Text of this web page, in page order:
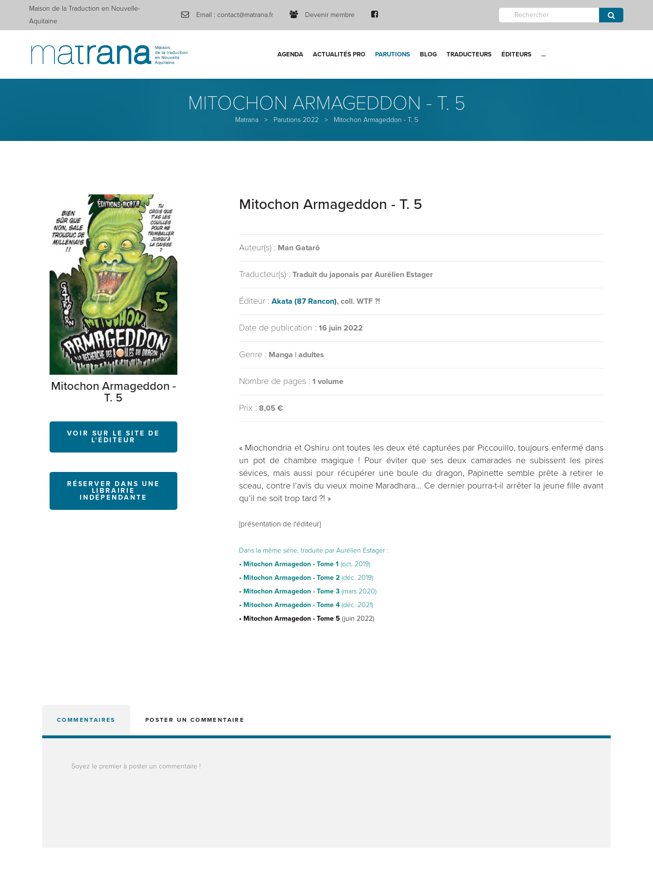
Maison de la Traduction en Nouvelle-
Aquitaine
Email : contact@matrana.fr Devenir membre
AGENDA ACTUALITÉS PRO PARUTIONS BLOG TRADUCTEURS ÉDITEURS ...
MITOCHON ARMAGEDDON - T. 5
Matrana> Parutions 2022 > Mitochon Armageddon - T. 5
Mitochon Armageddon -
T. 5
VOIR SUR LE SITE DE
L'ÉDITEUR
RÉSERVER DANS UNE
LIBRAIRIE
INDÉPENDANTE
Mitochon Armageddon - T. 5
Auteur(s) : Man Gatarô
Traducteur(s) : Traduit du japonais par Aurélien Estager
Éditeur : Akata (87 Rancon), coll. WTF ?!
Date de publication : 16 juin 2022
Genre : Manga | adultes
Nombre de pages : 1 volume
Prix : 8,05 €
« Miochondria et Oshiru ont toutes les deux été capturées par Piccouillo, toujours enfermé dans
un pot de chambre magique ! Pour éviter que ses deux camarades ne subissent les pires
sévices, mais aussi pour récupérer une boule du dragon, Papinette semble prête à retirer le
sceau, contre l’avis du vieux moine Maradhara… Ce dernier pourra-t-il arrêter la jeune fille avant
qu’il ne soit trop tard ?! »
[présentation de l'éditeur]
Dans la même série, traduite par Aurélien Estager :
• Mitochon Armagedon - Tome 1 (oct. 2019)
• Mitochon Armagedon - Tome 2 (déc. 2019)
• Mitochon Armagedon - Tome 3 (mars 2020)
• Mitochon Armagedon - Tome 4 (déc. 2021)
• Mitochon Armagedon - Tome 5 (juin 2022)
COMMENTAIRES POSTER UN COMMENTAIRE
Soyez le premier à poster un commentaire !